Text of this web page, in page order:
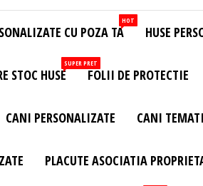
CU POZA TA
HOT
HUSE
STOC HUSE
SUPER PRET
FOLII DE PROTECTIE
CANI PERSONALIZATE CANI
PLACUTE ASOCIATIA